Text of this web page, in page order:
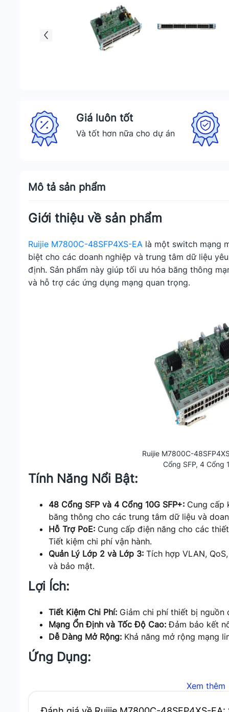
Giá luôn tốt
Và tốt hơn nữa cho dự án
Mô tả sản phẩm
Giới thiệu về sản phẩm
Ruijie M7800C-48SFP4XS-EA là một switch mạng
biệt cho các doanh nghiệp và trung tâm dữ liệu
định. Sản phẩm này giúp tối ưu hóa băng thông
và hỗ trợ các ứng dụng mạng quan trọng.
Ruijie M7800C-
Cổng SFP, 4 Cổng
Tính Năng Nổi Bật:
48 Cổng SFP và 4 Cổng 10G SFP+: Cung cấp
băng thông cho các trung tâm dữ liệu và
Hỗ Trợ PoE: Cung cấp điện năng cho các
Tiết kiệm chi phí vận hành.
Quản Lý Lớp 2 và Lớp 3: Tích hợp VLAN,
và bảo mật.
Lợi Ích:
Tiết Kiệm Chi Phí: Giảm chi phí thiết bị nguồn
Mạng Ổn Định và Tốc Độ Cao: Đảm bảo kết
Dễ Dàng Mở Rộng: Khả năng mở rộng mạng
Ứng Dụng:
Cung cấp băng thông
Ứng Dụng Công Nghiệp:Đảm bảo tốc độ
Xem thêm